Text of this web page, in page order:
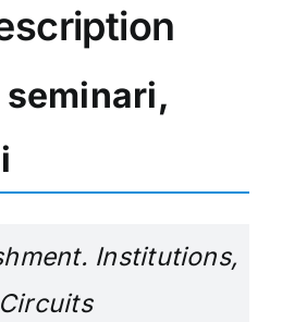
Institutions,